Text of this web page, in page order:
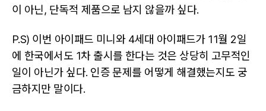
이 아닌, 단독적 제품으로 남지 않을까 싶다.
P.S) 이번 아이패드 미니와 4세대 아이패드가 11월 2일
에 한국에서도 1차 출시를 한다는 것은 상당히 고무적인
일이 아닌가 싶다. 인증 문제를 어떻게 해결했는지도 궁
금하지만 말이다.